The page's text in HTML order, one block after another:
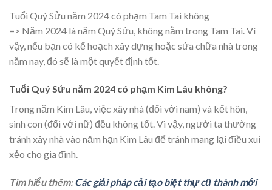
Tuổi Quý Sửu năm 2024 có phạm Tam Tai không
=> Năm 2024 là năm Quý Sửu, không nằm trong Tam Tai. Vì
vậy, nếu bạn có kế hoạch xây dựng hoặc sửa chữa nhà trong
năm nay, đó sẽ là một quyết định tốt.
Tuổi Quý Sửu năm 2024 có phạm Kim Lâu không?
Trong năm Kim Lâu, việc xây nhà (đối với nam) và kết hôn,
sinh con (đối với nữ) đều không tốt. Vì vậy, người ta thường
tránh xây nhà vào năm hạn Kim Lâu để tránh mang lại điều xui
xẻo cho gia đình.
Tìm hiểu thêm:Các giải pháp cải tạo biệt thự cũ thành mới